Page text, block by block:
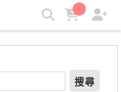
華食品e購網★
搜尋